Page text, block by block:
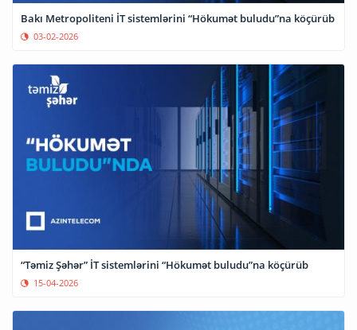
Bakı Metropoliteni İT sistemlərini “Hökumət buludu”na köçürüb
03-02-2026
“Təmiz Şəhər” İT sistemlərini “Hökumət buludu”na köçürüb
15-04-2026